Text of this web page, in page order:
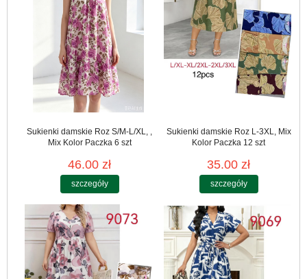
Sukienki damskie Roz S/M-L/XL, ,
Mix Kolor Paczka 6 szt
46.00 zł
szczegóły
Sukienki damskie Roz L-3XL, Mix
Kolor Paczka 12 szt
35.00 zł
szczegóły